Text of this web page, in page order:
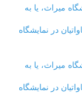
میراث، یا به
در نمایشگاه
میراث، یا به
در نمایشگاه